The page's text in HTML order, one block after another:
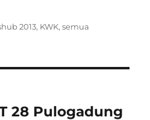
2013, KWK,semua
28 Pulogadung